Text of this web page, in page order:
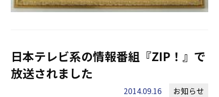
日本テレビ系の情報番組『ZIP！』で
放送されました
2014.09.16 お知らせ